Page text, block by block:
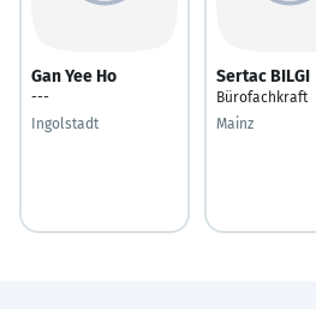
Gan Yee Ho
---
Ingolstadt
Sertac BILGI
Bürofachkraft
Mainz